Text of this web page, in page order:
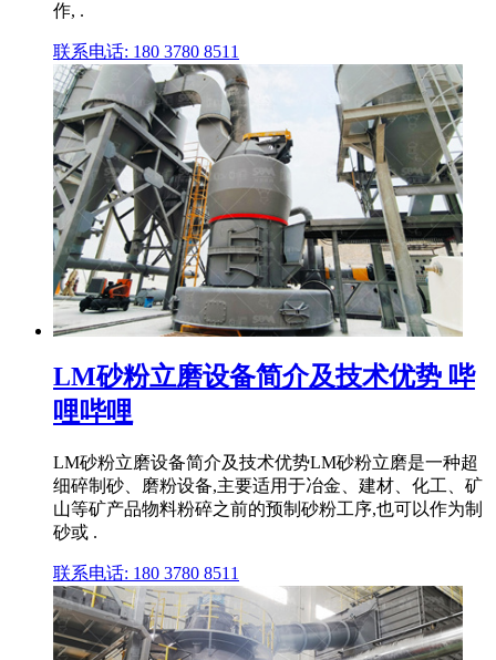
作, .
联系电话: 180 3780 8511
LM砂粉立磨设备简介及技术优势 哔
哩哔哩
LM砂粉立磨设备简介及技术优势LM砂粉立磨是一种超
细碎制砂、磨粉设备,主要适用于冶金、建材、化工、矿
山等矿产品物料粉碎之前的预制砂粉工序,也可以作为制
砂或 .
联系电话: 180 3780 8511